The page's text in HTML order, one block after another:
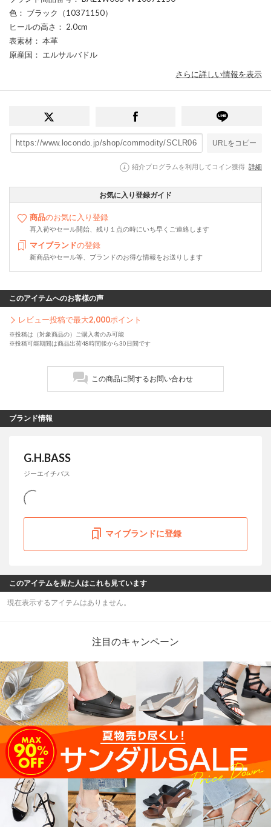
色 ： ブラック（10371150）
ヒールの高さ ： 2.0cm
表素材 ： 本革
原産国 ： エルサルバドル
さらに詳しい情報を表示
URLをコピー
紹介プログラムを利用してコイン獲得 詳細
お気に入り登録ガイド
商品のお気に入り登録
再入荷やセール開始、残り１点の時にいち早くご連絡します
マイブランドの登録
新商品やセール等、ブランドのお得な情報をお送りします
このアイテムへのお客様の声
レビュー投稿で最大2,000ポイント
※投稿は（対象商品の）ご購入者のみ可能
※投稿可能期間は商品出荷48時間後から30日間です
この商品に関するお問い合わせ
ブランド情報
G.H.BASS
ジーエイチバス
マイブランドに登録
このアイテムを見た人はこれも見ています
現在表示するアイテムはありません。
注目のキャンペーン